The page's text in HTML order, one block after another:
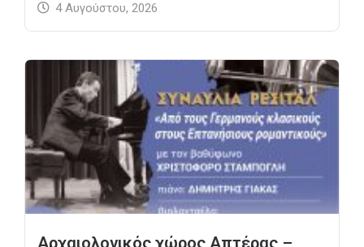
4 Αυγούστου, 2026
Αρχαιολογικός χώρος Απτέρας –